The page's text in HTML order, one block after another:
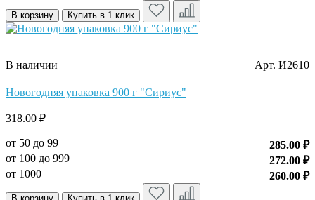
В корзину Купить в 1 клик
В наличии Арт. И2610
Новогодняя упаковка 900 г "Сириус"
318.00 ₽
от 50 до 99
285.00 ₽
от 100 до 999
272.00 ₽
от 1000
260.00 ₽